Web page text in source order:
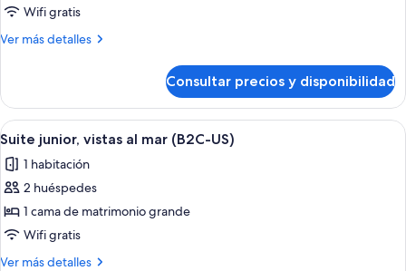
Suite
junior,
mar
(U)
Wifi gratis
Ver más detalles
Más
junior,
vistas
al
(U)
Consultar precios y disponibilidad
Abrir
todas
las
fotos
de
Suite
junior,
Habitación de hotel con una cama
4
Suite junior, vistas al mar (B2C-US)
1 habitación
2 huéspedes
1 cama de matrimonio grande
Wifi gratis
Ver más detalles
Más